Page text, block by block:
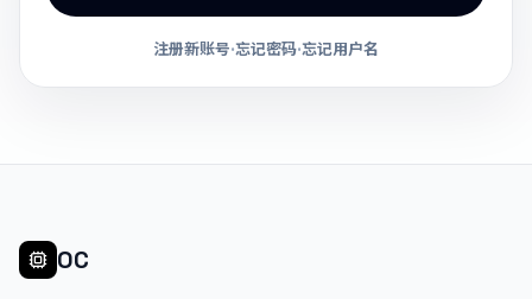
注册新账号·忘记密码·忘记用户名
OC